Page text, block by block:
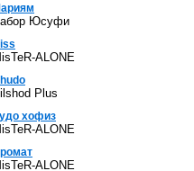
Юсуфи
ALONE
Plus
хофиз
ALONE
ALONE